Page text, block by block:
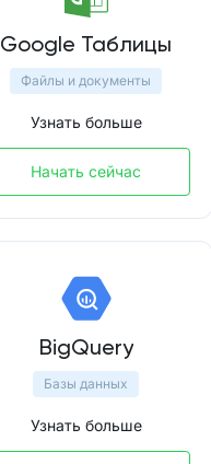
Google Таблицы
Файлы и документы
Узнать больше
Начать сейчас
BigQuery
Базы данных
Узнать больше